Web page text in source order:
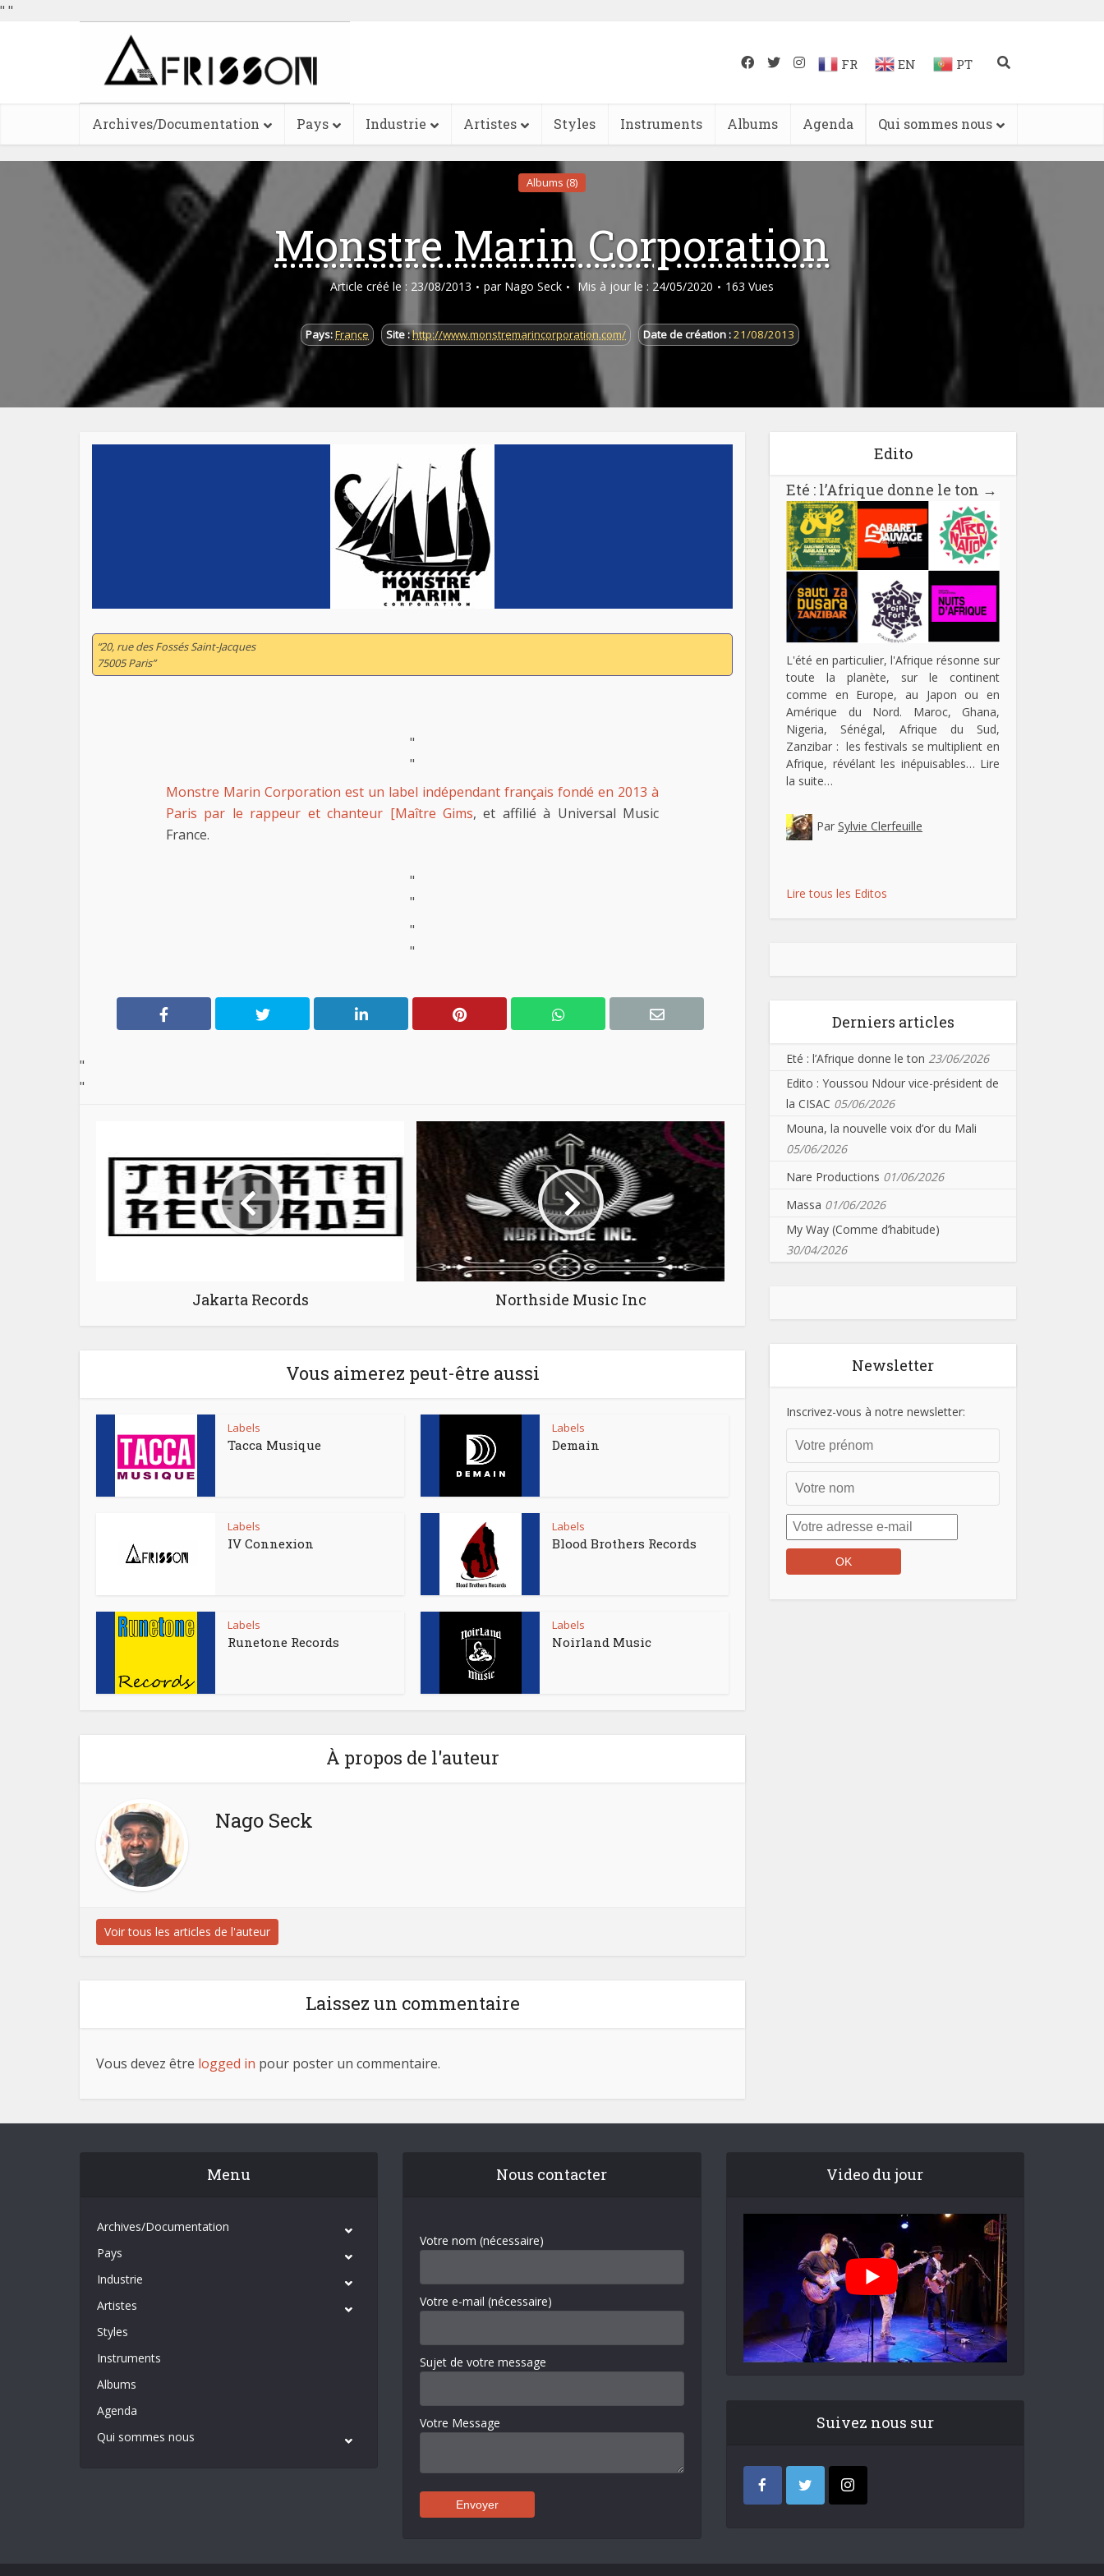
" "
FR EN PT
Archives/Documentation Pays Industrie Artistes Styles Instruments Albums Agenda Qui sommes nous
Albums (8)
Monstre Marin Corporation
Article créé le : 23/08/2013 par Nago Seck Mis à jour le : 24/05/2020 163 Vues
Pays:France Site :http://www.monstremarincorporation.com/ Date de création :21/08/2013
“20, rue des Fossés Saint-Jacques
75005 Paris”
"
"
Monstre Marin Corporation est un label indépendant français fondé en 2013 à
Paris par le rappeur et chanteur [Maître Gims, et affilié à Universal Music
France.
"
"
"
"
"
"
Jakarta Records Northside Music Inc
Vous aimerez peut-être aussi
Labels
Tacca Musique
Labels
Demain
Labels
IV Connexion
Labels
Blood Brothers Records
Labels
Runetone Records
Labels
Noirland Music
À propos de l'auteur
Nago Seck
Voir tous les articles de l'auteur
Laissez un commentaire
Vous devez être logged in pour poster un commentaire.
Edito
Eté : l’Afrique donne le ton →
L'été en particulier, l'Afrique résonne sur
toute la planète, sur le continent
comme en Europe, au Japon ou en
Amérique du Nord. Maroc, Ghana,
Nigeria, Sénégal, Afrique du Sud,
Zanzibar : les festivals se multiplient en
Afrique, révélant les inépuisables… Lire
la suite…
Par Sylvie Clerfeuille
Lire tous les Editos
Derniers articles
Eté : l’Afrique donne le ton 23/06/2026
Edito : Youssou Ndour vice-président de
la CISAC 05/06/2026
Mouna, la nouvelle voix d’or du Mali
05/06/2026
Nare Productions 01/06/2026
Massa 01/06/2026
My Way (Comme d’habitude)
30/04/2026
Newsletter
Inscrivez-vous à notre newsletter:
Menu
Archives/Documentation
Pays
Industrie
Artistes
Styles
Instruments
Albums
Agenda
Qui sommes nous
Nous contacter
Votre nom (nécessaire)
Votre e-mail (nécessaire)
Sujet de votre message
Votre Message
Video du jour
Suivez nous sur